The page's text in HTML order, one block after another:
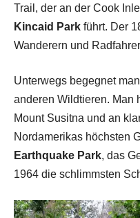
Trail, der an der Cook
Kincaid Park führt. Der
Wanderern und
Unterwegs begegnet
anderen Wildtieren. Man
Mount Susitna und an
Nordamerikas höchsten
Earthquake Park, das
1964 die schlimmsten